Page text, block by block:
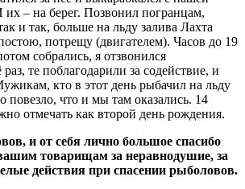
– на берег. Позвонил погранцам,
и так, больше на льду залива Лахта
потрещу (двигателем). Часов до 19
собрались, я отзвонился
те поблагодарили за содействие, и
кто в этот день рыбачил на льду
повезло, что и мы там оказались. 14
отмечать как второй день рождения.
и от себя лично большое спасибо
товарищам за неравнодушие, за
действия при спасении рыболовов.